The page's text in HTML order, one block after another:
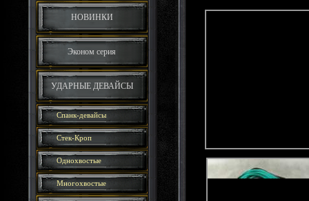
НОВИНКИ
Эконом серия
УДАРНЫЕ ДЕВАЙСЫ
Спанк-девайсы
Стек-Кроп
Однохвостые
Многохвостые